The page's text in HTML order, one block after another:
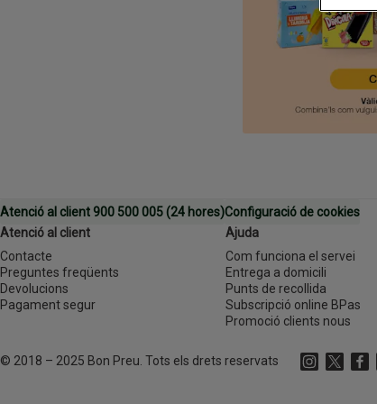
Atenció al client 900 500 005 (24 hores)Configuració de cookies
Atenció al client
Contacte
Preguntes freqüents
Devolucions
Pagament segur
Ajuda
Com funciona el servei
Entrega a domicili
Punts de recollida
Subscripció online BPas
Promoció clients nous
© 2018 – 2025 Bon Preu. Tots els drets reservats Instagram
(s'obre
X